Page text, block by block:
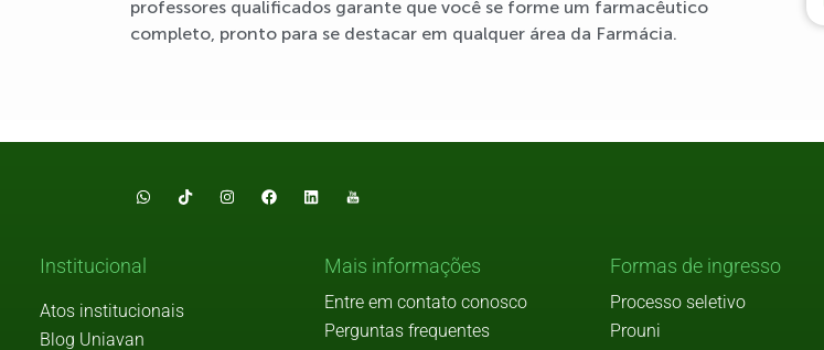
professores qualificados garante que você se forme um farmacêutico
completo, pronto para se destacar em qualquer área da Farmácia.
Institucional
Atos institucionais
Blog Uniavan
Mais informações
Entre em contato conosco
Perguntas frequentes
Formas de ingresso
Processo seletivo
Prouni